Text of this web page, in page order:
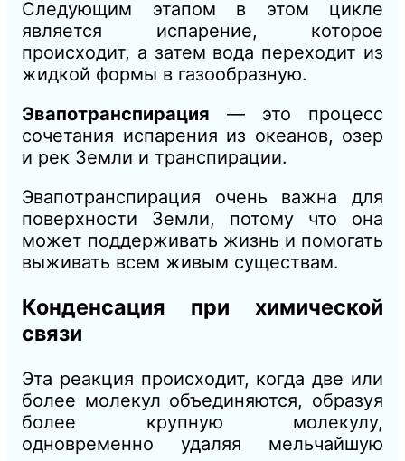
Следующим этапом в этом цикле
является испарение, которое
происходит, а затем вода переходит из
жидкой формы в газообразную.
Эвапотранспирация — это процесс
сочетания испарения из океанов, озер
и рек Земли и транспирации.
Эвапотранспирация очень важна для
поверхности Земли, потому что она
может поддерживать жизнь и помогать
выживать всем живым существам.
Конденсация при химической
связи
Эта реакция происходит, когда две или
более молекул объединяются, образуя
более крупную молекулу,
одновременно удаляя мельчайшую